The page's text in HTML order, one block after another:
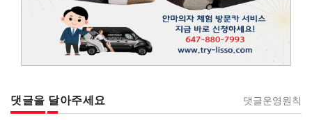
댓글을 달아주세요 댓글운영원칙